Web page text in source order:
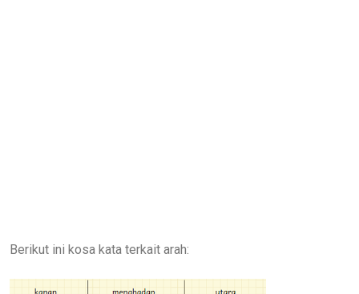
Berikut ini kosa kata terkait arah: